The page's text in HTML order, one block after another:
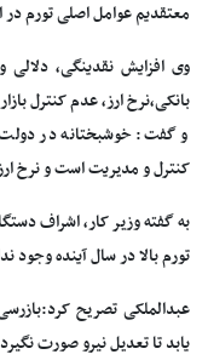
معتقدیم عوامل اصلی تورم
وی افزایش نقدینگی،
بانکی،نرخ ارز،‌ عدم کنترل
و گفت: خوشبختانه در
کنترل و مدیریت است و نرخ
به گفته وزیر کار، اشراف
تورم بالا در سال آینده وجود
عبدالملکی تصریح
یابد تا تعدیل نیرو صورت